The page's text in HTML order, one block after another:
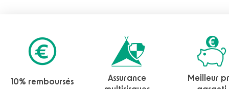
10% remboursés
Assurance
Meilleur